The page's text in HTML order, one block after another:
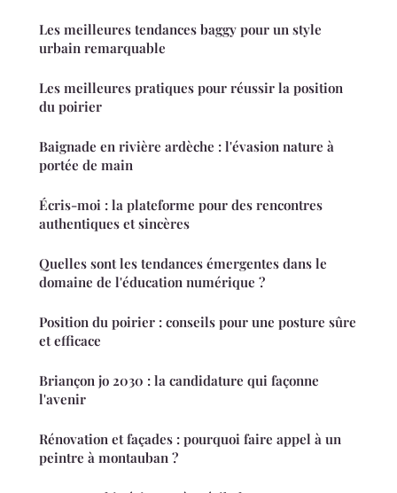
Les meilleures tendances baggy pour un style
urbain remarquable
Les meilleures pratiques pour réussir la position
du poirier
Baignade en rivière ardèche : l'évasion nature à
portée de main
Écris-moi : la plateforme pour des rencontres
authentiques et sincères
Quelles sont les tendances émergentes dans le
domaine de l'éducation numérique ?
Position du poirier : conseils pour une posture sûre
et efficace
Briançon jo 2030 : la candidature qui façonne
l'avenir
Rénovation et façades : pourquoi faire appel à un
peintre à montauban ?